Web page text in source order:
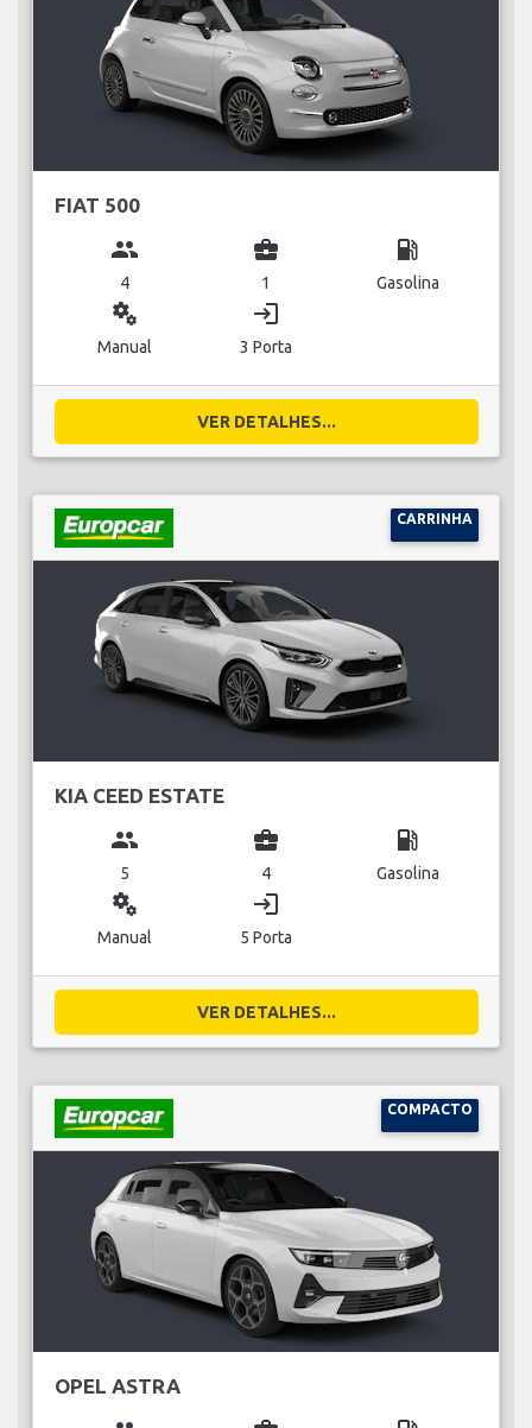
FIAT 500
group
4
business_center
1
local_gas_station
Gasolina
miscellaneous_services
Manual
login
3 Porta
VER DETALHES...
CARRINHA
KIA CEED ESTATE
group
5
business_center
4
local_gas_station
Gasolina
miscellaneous_services
Manual
login
5 Porta
VER DETALHES...
COMPACTO
OPEL ASTRA